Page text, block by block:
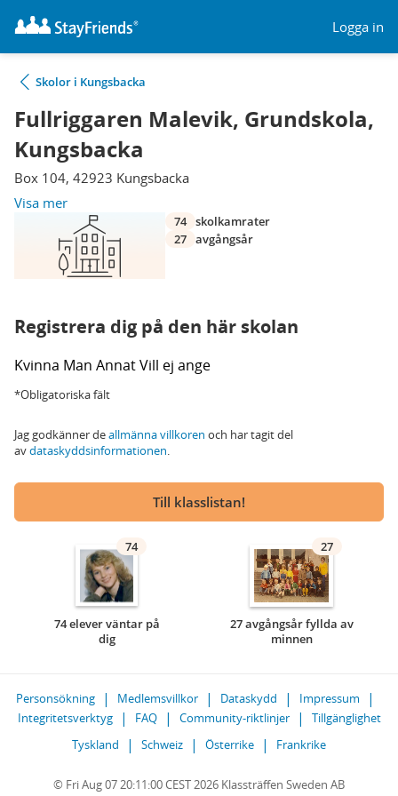
Logga in
Skolor i Kungsbacka
Fullriggaren Malevik, Grundskola,
Kungsbacka
Box 104, 42923 Kungsbacka
Visa mer
74 skolkamrater
27 avgångsår
Registrera dig på den här skolan
Kvinna Man AnnatVill ej ange
*Obligatoriska fält
Jag godkänner deallmänna villkoren och har tagit del
avdataskyddsinformationen.
Till klasslistan!
74
74 elever väntar på
dig
27
27 avgångsår fyllda av
minnen
Personsökning Medlemsvillkor Dataskydd
Impressum
Integritetsverktyg
FAQ Community-riktlinjer
Tillgänglighet
Tyskland
Schweiz Österrike Frankrike
© Fri Aug 07 20:11:00 CEST 2026 Klassträffen Sweden AB